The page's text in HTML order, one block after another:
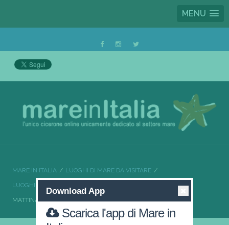
MENU
MARE IN ITALIA LUOGHI DI MARE DA VISITARE
LUOGHI DI MARE DA VISITARE PUGLIA
MATTINATA ALLA SCOPERTA DEL GARGANO
Download App
Scarica l'app di Mare in